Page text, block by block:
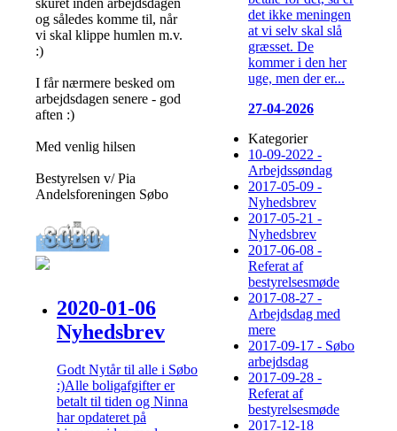
og således komme til, når
vi skal klippe humlen m.v.
:)
I får nærmere besked om
arbejdsdagen senere - god
aften :)
Med venlig hilsen
Bestyrelsen v/ Pia
Andelsforeningen Søbo
2020-01-06
Nyhedsbrev
Godt Nytår til alle i Søbo
:)Alle boligafgifter er
betalt til tiden og Ninna
har opdateret på
det ikke meningen
at vi selv skal slå
græsset. De
kommer i den her
uge, men der er...
27-04-2026
Kategorier
10-09-2022 -
Arbejdssøndag
2017-05-09 -
Nyhedsbrev
2017-05-21 -
Nyhedsbrev
2017-06-08 -
Referat af
bestyrelsesmøde
2017-08-27 -
Arbejdsdag med
mere
2017-09-17 - Søbo
arbejdsdag
2017-09-28 -
Referat af
bestyrelsesmøde
2017-12-18